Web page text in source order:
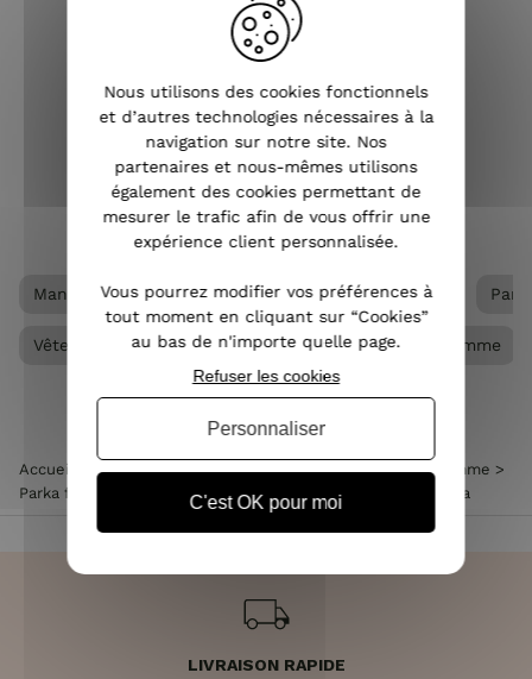
mode, la parka est devenue un
indispensable dans la garde-robe
féminine. Que ce soit pour affronter la
fraîcheur d'une matinée printanière,
les intempéries automnales ou les
froids hivernaux, la ...
VOIR L'ARTICLE
Manteau femme Manteau femme grande taille
Vêtements Grandes tailles femme Vêtements femme
Accueil Vêtements femme >Manteau femme >Parka femme >
Parka fine femme courte réversible kaki foncé et dorée Tina
LIVRAISON RAPIDE
Nous utilisons des cookies fonctionnels
et d’autres technologies nécessaires à la
navigation sur notre site. Nos
partenaires et nous-mêmes utilisons
également des cookies permettant de
mesurer le trafic afin de vous offrir une
expérience client personnalisée.
Vous pourrez modifier vos préférences à
tout moment en cliquant sur “Cookies”
au bas de n'importe quelle page.
C'est OK pour moi
Refuser les cookies
Personnaliser